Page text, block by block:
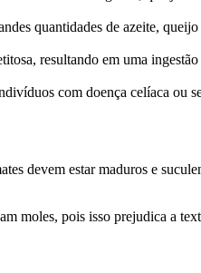
quantidades de azeite,
resultando em uma
com doença celíaca ou
devem estar maduros e
moles, pois isso prejudica a